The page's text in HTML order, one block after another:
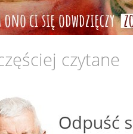
czytane